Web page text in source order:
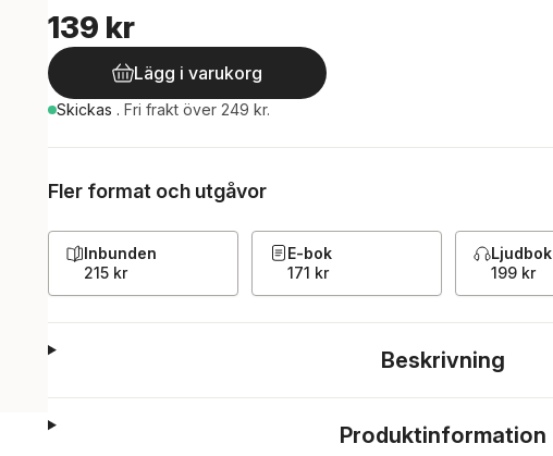
139 kr
Lägg i varukorg
Skickas . Fri frakt över 249 kr.
Fler format och utgåvor
Inbunden
215 kr
E-bok
171 kr
Ljudbok
199 kr
Beskrivning
Produktinformation